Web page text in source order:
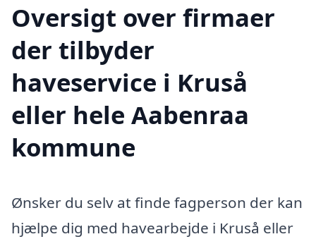
Oversigt over firmaer
der tilbyder
haveservice i Kruså
eller hele Aabenraa
kommune
Ønsker du selv at finde fagperson der kan
hjælpe dig med havearbejde i Kruså eller